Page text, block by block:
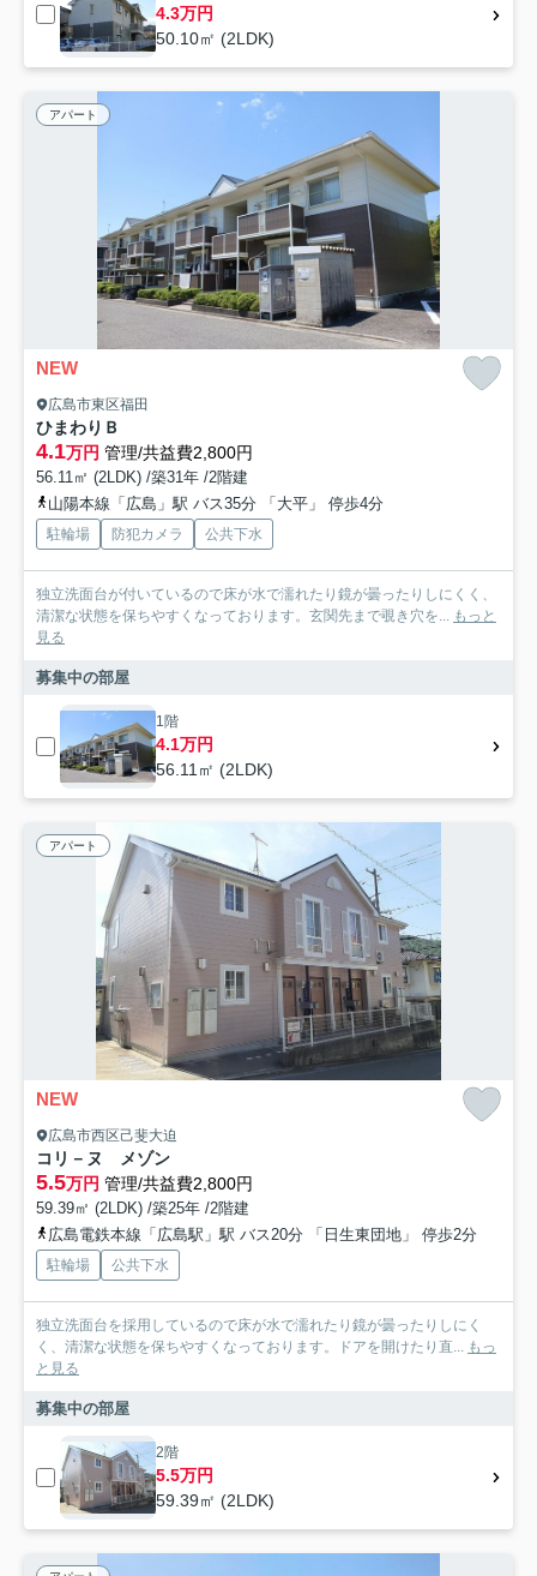
4.3万円
50.10㎡ (2LDK)
アパート
NEW
広島市東区福田
ひまわりＢ
4.1万円 管理/共益費2,800円
56.11㎡ (2LDK) /築31年 /2階建
山陽本線「広島」駅 バス35分 「大平」 停歩4分
駐輪場 防犯カメラ 公共下水
独立洗面台が付いているので床が水で濡れたり鏡が曇ったりしにくく、
清潔な状態を保ちやすくなっております。玄関先まで覗き穴を... もっと
見る
募集中の部屋
1階
4.1万円
56.11㎡ (2LDK)
アパート
NEW
広島市西区己斐大迫
コリ－ヌ メゾン
5.5万円 管理/共益費2,800円
59.39㎡ (2LDK) /築25年 /2階建
広島電鉄本線「広島駅」駅 バス20分 「日生東団地」 停歩2分
駐輪場 公共下水
独立洗面台を採用しているので床が水で濡れたり鏡が曇ったりしにく
く、清潔な状態を保ちやすくなっております。ドアを開けたり直... もっ
と見る
募集中の部屋
2階
5.5万円
59.39㎡ (2LDK)